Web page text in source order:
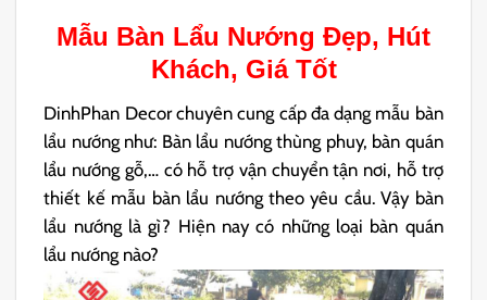
Mẫu Bàn Lẩu Nướng Đẹp, Hút
Khách, Giá Tốt
DinhPhan Decor chuyên cung cấp đa dạng mẫu bàn
lẩu nướng như: Bàn lẩu nướng thùng phuy, bàn quán
lẩu nướng gỗ,… có hỗ trợ vận chuyển tận nơi, hỗ trợ
thiết kế mẫu bàn lẩu nướng theo yêu cầu. Vậy bàn
lẩu nướng là gì? Hiện nay có những loại bàn quán
lẩu nướng nào?